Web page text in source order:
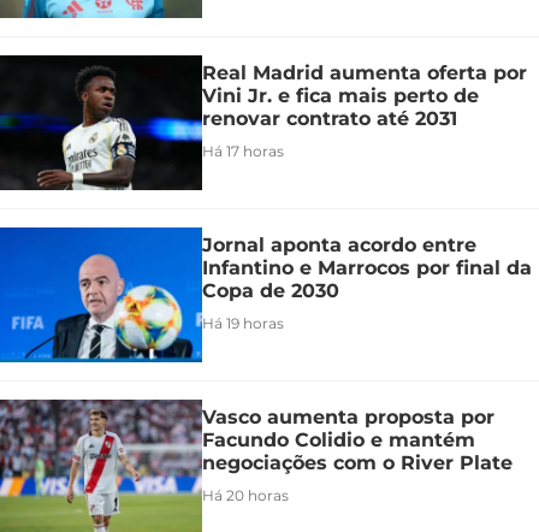
Real Madrid aumenta oferta por
Vini Jr. e fica mais perto de
renovar contrato até 2031
Há 17 horas
Jornal aponta acordo entre
Infantino e Marrocos por final da
Copa de 2030
Há 19 horas
Vasco aumenta proposta por
Facundo Colidio e mantém
negociações com o River Plate
Há 20 horas